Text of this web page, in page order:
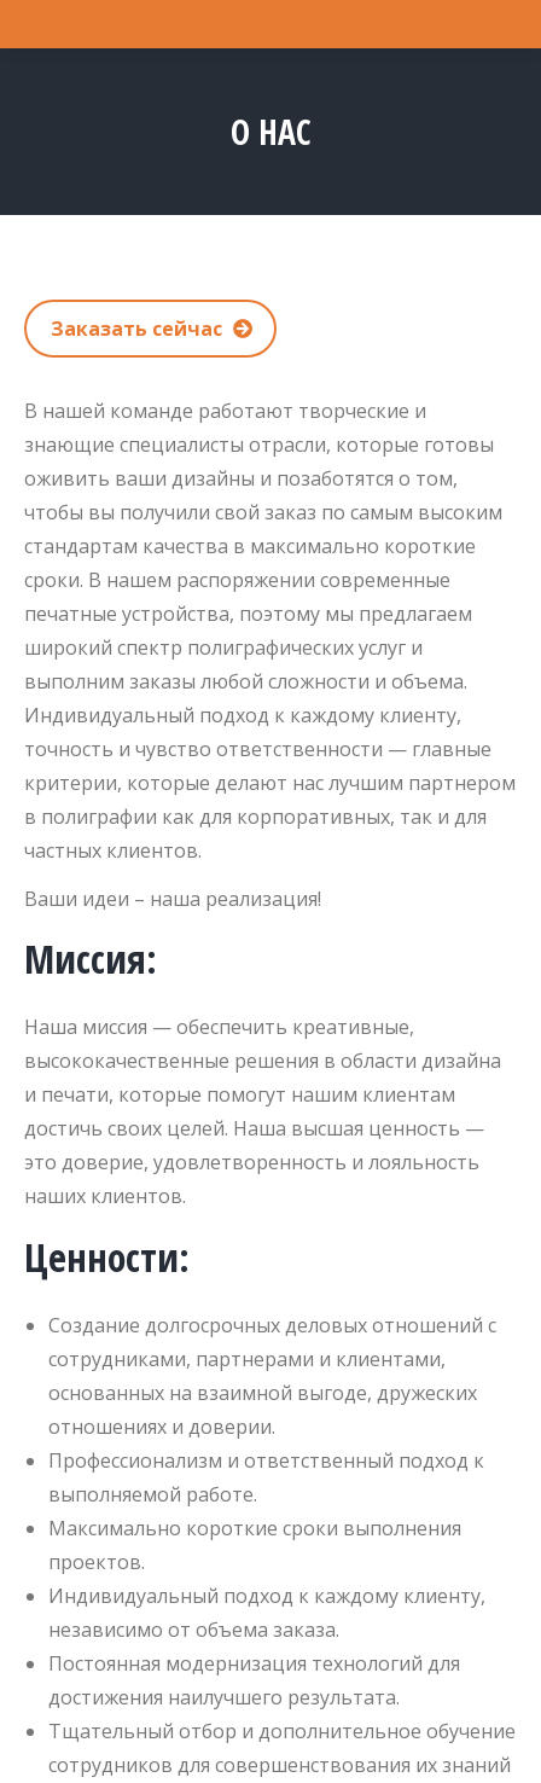
О НАС
Заказать сейчас
В нашей команде работают творческие и
знающие специалисты отрасли, которые готовы
оживить ваши дизайны и позаботятся о том,
чтобы вы получили свой заказ по самым высоким
стандартам качества в максимально короткие
сроки. В нашем распоряжении современные
печатные устройства, поэтому мы предлагаем
широкий спектр полиграфических услуг и
выполним заказы любой сложности и объема.
Индивидуальный подход к каждому клиенту,
точность и чувство ответственности — главные
критерии, которые делают нас лучшим партнером
в полиграфии как для корпоративных, так и для
частных клиентов.
Ваши идеи – наша реализация!
Миссия:
Наша миссия — обеспечить креативные,
высококачественные решения в области дизайна
и печати, которые помогут нашим клиентам
достичь своих целей. Наша высшая ценность —
это доверие, удовлетворенность и лояльность
наших клиентов.
Ценности:
Создание долгосрочных деловых отношений с
сотрудниками, партнерами и клиентами,
основанных на взаимной выгоде, дружеских
отношениях и доверии.
Профессионализм и ответственный подход к
выполняемой работе.
Максимально короткие сроки выполнения
проектов.
Индивидуальный подход к каждому клиенту,
независимо от объема заказа.
Постоянная модернизация технологий для
достижения наилучшего результата.
Тщательный отбор и дополнительное обучение
сотрудников для совершенствования их знаний